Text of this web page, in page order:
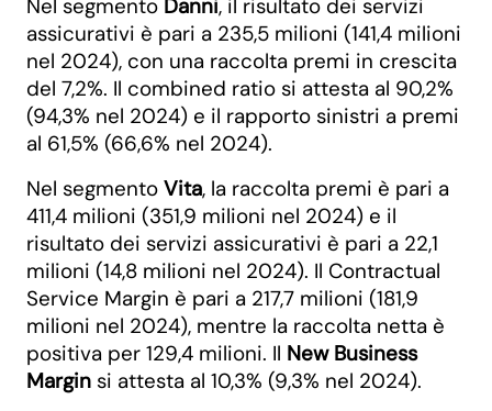
Nel segmento Danni, il risultato dei servizi
assicurativi è pari a 235,5 milioni (141,4 milioni
nel 2024), con una raccolta premi in crescita
del 7,2%. Il combined ratio si attesta al 90,2%
(94,3% nel 2024) e il rapporto sinistri a premi
al 61,5% (66,6% nel 2024).
Nel segmento Vita, la raccolta premi è pari a
411,4 milioni (351,9 milioni nel 2024) e il
risultato dei servizi assicurativi è pari a 22,1
milioni (14,8 milioni nel 2024). Il Contractual
Service Margin è pari a 217,7 milioni (181,9
milioni nel 2024), mentre la raccolta netta è
positiva per 129,4 milioni. Il New Business
Margin si attesta al 10,3% (9,3% nel 2024).